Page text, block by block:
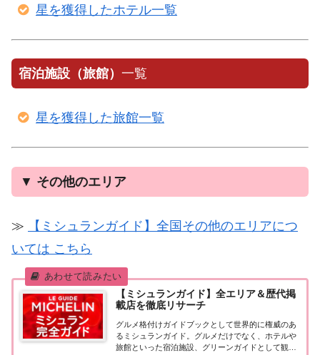
星を獲得したホテル一覧
宿泊施設（旅館） 一覧
星を獲得した旅館一覧
▼ その他のエリア
≫
【ミシュランガイド】全国その他のエリアにつ
いては こちら
【ミシュランガイド】全エリア＆歴代掲
載店を徹底リサーチ
グルメ格付けガイドブックとして世界的に権威のあ
るミシュランガイド。グルメだけでなく、ホテルや
旅館といった宿泊施設、グリーンガイドとして観光